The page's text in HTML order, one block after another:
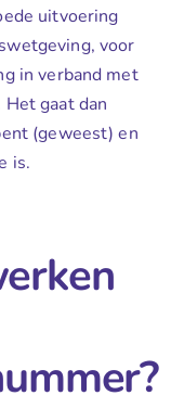
uitvoering
voor
in verband met
gaat dan
(geweest) en
is.